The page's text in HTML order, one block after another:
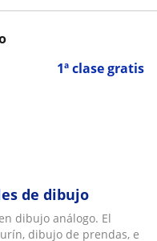
1ª clase gratis
de dibujo
dibujo análogo. El
dibujo de prendas, e